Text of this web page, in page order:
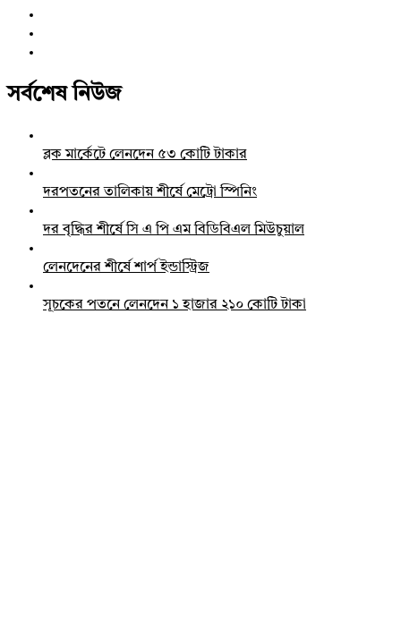
সর্বশেষ নিউজ
ব্লক মার্কেটে লেনদেন ৫৩ কোটি টাকার
দরপতনের তালিকায় শীর্ষে মেট্রো স্পিনিং
দর বৃদ্ধির শীর্ষে সি এ পি এম বিডিবিএল মিউচুয়াল
লেনদেনের শীর্ষে শার্প ইন্ডাস্ট্রিজ
সূচকের পতনে লেনদেন ১ হাজার ২১০ কোটি টাকা